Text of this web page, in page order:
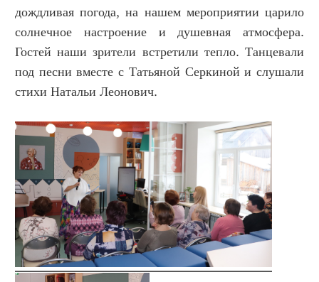
дождливая погода, на нашем мероприятии царило
солнечное настроение и душевная атмосфера.
Гостей наши зрители встретили тепло. Танцевали
под песни вместе с Татьяной Серкиной и слушали
стихи Натальи Леонович.